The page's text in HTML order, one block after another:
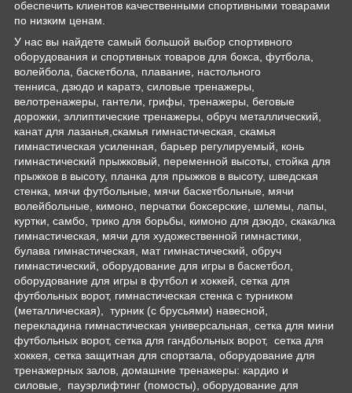
обеспечить клиентов качественными спортивными товарами
по низким ценам.
У нас вы найдете самый большой выбор спортивного
оборудования и спортивных товаров для бокса, футбола,
волейбола, баскетбола, плавание, настольного
тенниса, дзюдо и каратэ, силовые тренажеры,
велотренажеры, гантели, грифы, тренажеры, беговые
дорожки, эллиптические тренажеры, обруч металлический,
канат для лазанья,скамья гимнастическая, скамья
гимнастическая усиленная, барьер регулируемый, конь
гимнастический прыжковый, переменной высоты, стойка для
прыжков в высоту, планка для прыжков в высоту, шведская
стенка, мячи футбольные, мячи баскетбольные, мячи
волейбольные, кимоно, перчатки боксерские, шлемы, лапы,
куртки, самбо, трико для борьбы, кимоно для дзюдо, скакалка
гимнастическая, мячи для художественной гимнастики,
булава гимнастическая, мат гимнастический, обруч
гимнастический, оборудование для игры в баскетбол,
оборудование для игры в футбол и хоккей, сетка для
футбольных ворот, гимнастическая стенка с турником
(металлическая), турник (с брусьями) навесной,
перекладина гимнастическая универсальная, сетка для мини
футбольных ворот, сетка для гандбольных ворот, сетка для
хоккея, сетка защитная для спортзала, оборудование для
тренажерных залов, домашние тренажеры: кардио и
силовые, пауэрлифтинг (помосты), оборудование для